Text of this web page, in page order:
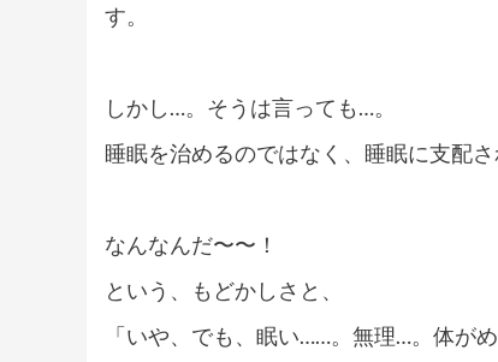
す。
しかし…。そうは言っても…。
睡眠を治めるのではなく、睡眠に支配
なんなんだ〜〜！
という、もどかしさと、
「いや、でも、眠い……。無理…。体が